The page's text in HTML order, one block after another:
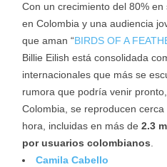
Con un crecimiento del 80%
en Colombia y una audiencia
que aman “BIRDS OF A
Billie Eilish está consolidada
internacionales que más se
rumora que podría venir
Colombia, se reproducen
hora, incluidas en más de 2.3
por usuarios colombianos.
Camila Cabello